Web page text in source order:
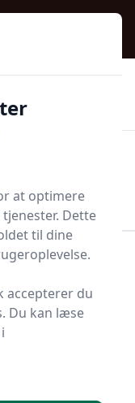
Siden
Kontor
og
at optimere
Dette
til dine
accepterer du
Du kan læse